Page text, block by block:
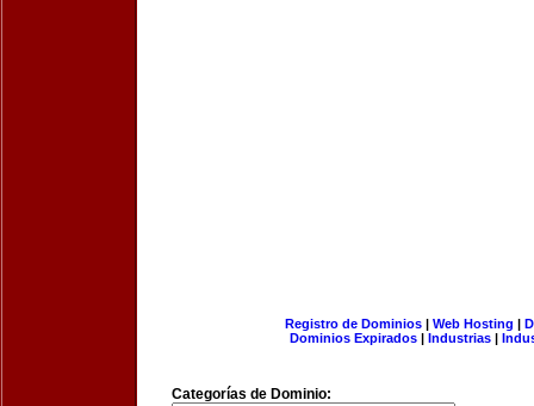
Registro de Dominios| Web Hosting |
Dominios Expirados | Industrias |
Categorías de Dominio: